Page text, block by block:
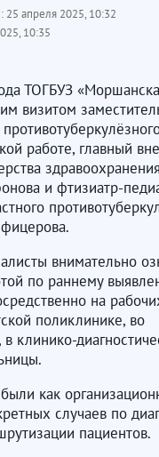
25 апреля 2025, 10:32
10:35
ТОГБУЗ
визитом
работе, главный
и фтизиатр-
внимательно
по раннему
на
поликлинике, во
клинико-
как
случаев по
пациентов.